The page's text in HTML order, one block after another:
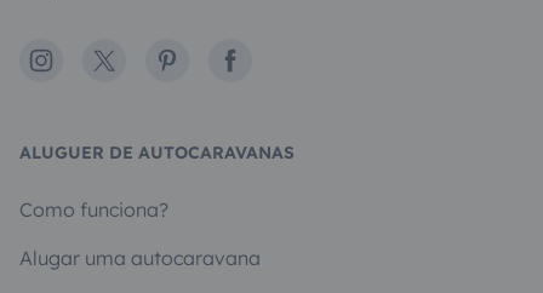
Instagram
X PinterestFacebook
ALUGUER DE AUTOCARAVANAS
Como funciona?
Alugar uma autocaravana